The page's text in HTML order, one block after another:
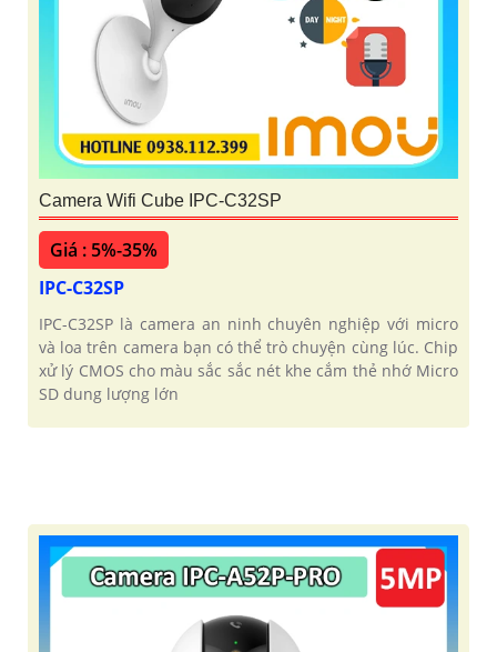
Camera Wifi Cube IPC-C32SP
Giá : 5%-35%
IPC-C32SP
IPC-C32SP là camera an ninh chuyên nghiệp với micro
và loa trên camera bạn có thể trò chuyện cùng lúc. Chip
xử lý CMOS cho màu sắc sắc nét khe cắm thẻ nhớ Micro
SD dung lượng lớn